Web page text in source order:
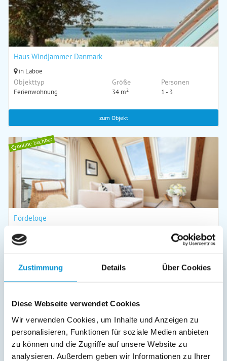
Zustimmung Details Über Cookies
Diese Webseite verwendet Cookies
Wir verwenden Cookies, um Inhalte und Anzeigen zu
personalisieren, Funktionen für soziale Medien anbieten
zu können und die Zugriffe auf unsere Website zu
analysieren. Außerdem geben wir Informationen zu Ihrer
Haus Windjammer Danmark
in Laboe
Objekttyp
Ferienwohnung
Größe
34 m²
Personen
1 - 3
zum Objekt
online buchbar
Fördeloge
in Laboe
Objekttyp
Ferienwohnung 85 m²
Personen
1 - 4
online buchbar